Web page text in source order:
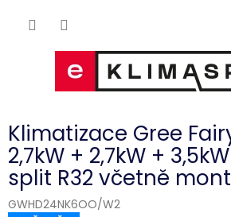
Klimatizace Gree
2,7kW + 2,7kW +
split R32 včetně
GWHD24NK6OO/W2